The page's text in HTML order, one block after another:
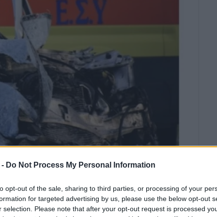
Do Not Process My Personal Information
opt-out of the sale, sharing to third parties, or processing of your
for targeted advertising by us, please use the below opt-out
selection. Please note that after your opt-out request is processed
ΠΑΝΤΑΖΟΠΟΥΛΟΣ
να είναι ικανή να
εν δυνάμει δολοφόνους
επικίνδυνες οδηγικες